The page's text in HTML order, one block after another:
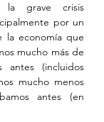
grave crisis
por un
la economía que
mucho más de
antes (incluidos
mucho menos
antes (en